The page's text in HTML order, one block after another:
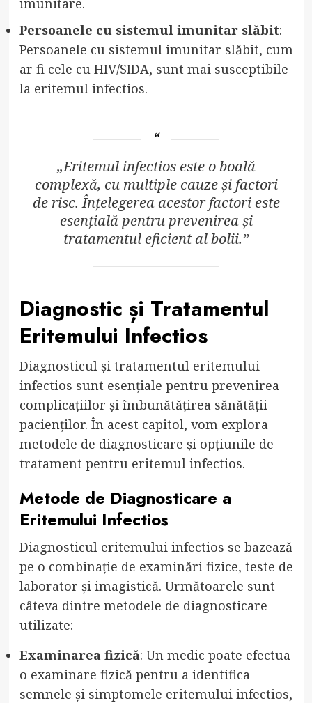
imunitare.
Persoanele cu sistemul imunitar slăbit:
Persoanele cu sistemul imunitar slăbit, cum
ar fi cele cu HIV/SIDA, sunt mai susceptibile
la eritemul infectios.
„Eritemul infectios este o boală
complexă, cu multiple cauze și factori
de risc. Înțelegerea acestor factori este
esențială pentru prevenirea și
tratamentul eficient al bolii.”
Diagnostic și Tratamentul
Eritemului Infectios
Diagnosticul și tratamentul eritemului
infectios sunt esențiale pentru prevenirea
complicațiilor și îmbunătățirea sănătății
pacienților. În acest capitol, vom explora
metodele de diagnosticare și opțiunile de
tratament pentru eritemul infectios.
Metode de Diagnosticare a
Eritemului Infectios
Diagnosticul eritemului infectios se bazează
pe o combinație de examinări fizice, teste de
laborator și imagistică. Următoarele sunt
câteva dintre metodele de diagnosticare
utilizate:
Examinarea fizică: Un medic poate efectua
o examinare fizică pentru a identifica
semnele și simptomele eritemului infectios,